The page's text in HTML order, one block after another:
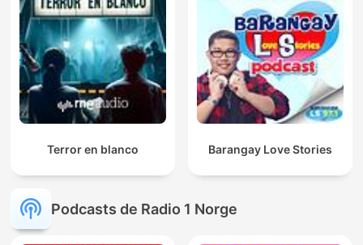
Terror en blanco Barangay Love Stories
Podcasts de Radio 1 Norge